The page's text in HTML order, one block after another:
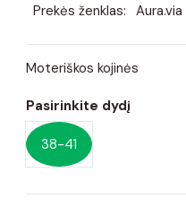
Prekės ženklas: Aura.via
Moteriškos kojinės
Pasirinkite dydį
38-41